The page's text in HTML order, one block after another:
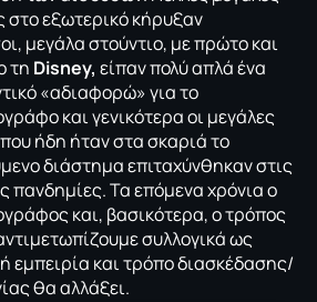
στο εξωτερικό κήρυξαν
μεγάλα στούντιο, με πρώτο και
τη Disney, είπαν πολύ απλά ένα
«αδιαφορώ» για το
και γενικότερα οι μεγάλες
ήδη ήταν στα σκαριά το
διάστημα επιταχύνθηκαν στις
πανδημίες. Τα επόμενα χρόνια ο
και, βασικότερα, ο τρόπος
συλλογικά ως
εμπειρία και τρόπο διασκέδασης/
θα αλλάξει.